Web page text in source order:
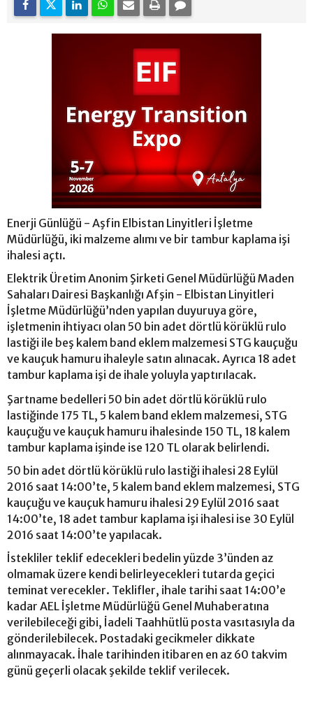
Enerji Günlüğü - Aşfin Elbistan Linyitleri İşletme
Müdürlüğü, iki malzeme alımı ve bir tambur kaplama işi
ihalesi açtı.
Elektrik Üretim Anonim Şirketi Genel Müdürlüğü Maden
Sahaları Dairesi Başkanlığı Afşin - Elbistan Linyitleri
İşletme Müdürlüğü’nden yapılan duyuruya göre,
işletmenin ihtiyacı olan 50 bin adet dörtlü körüklü rulo
lastiği ile beş kalem band eklem malzemesi STG kauçuğu
ve kauçuk hamuru ihaleyle satın alınacak. Ayrıca 18 adet
tambur kaplama işi de ihale yoluyla yaptırılacak.
Şartname bedelleri 50 bin adet dörtlü körüklü rulo
lastiğinde 175 TL, 5 kalem band eklem malzemesi, STG
kauçuğu ve kauçuk hamuru ihalesinde 150 TL, 18 kalem
tambur kaplama işinde ise 120 TL olarak belirlendi.
50 bin adet dörtlü körüklü rulo lastiği ihalesi 28 Eylül
2016 saat 14:00’te, 5 kalem band eklem malzemesi, STG
kauçuğu ve kauçuk hamuru ihalesi 29 Eylül 2016 saat
14:00’te, 18 adet tambur kaplama işi ihalesi ise 30 Eylül
2016 saat 14:00’te yapılacak.
İstekliler teklif edecekleri bedelin yüzde 3’ünden az
olmamak üzere kendi belirleyecekleri tutarda geçici
teminat verecekler. Teklifler, ihale tarihi saat 14:00’e
kadar AEL İşletme Müdürlüğü Genel Muhaberatına
verilebileceği gibi, İadeli Taahhütlü posta vasıtasıyla da
gönderilebilecek. Postadaki gecikmeler dikkate
alınmayacak. İhale tarihinden itibaren en az 60 takvim
günü geçerli olacak şekilde teklif verilecek.